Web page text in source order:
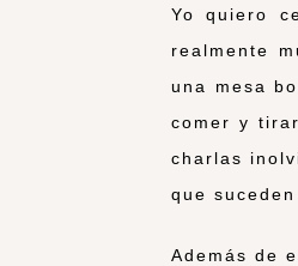
Yo quiero
realmente
una mesa
comer y
charlas
que
Además de